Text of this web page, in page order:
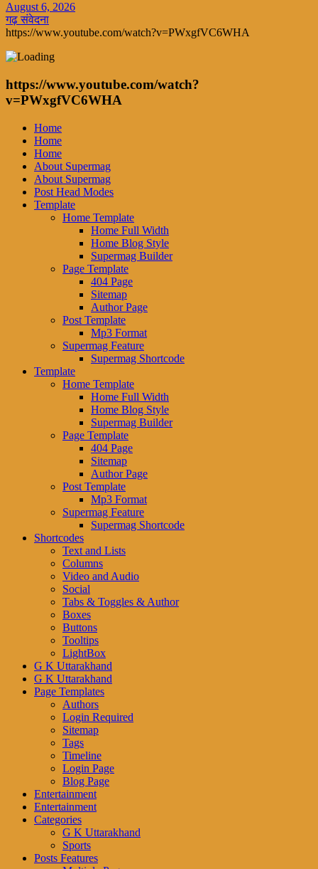
August 6, 2026
गढ़ संवेदना
https://www.youtube.com/watch?v=PWxgfVC6WHA
https://www.youtube.com/watch?
v=PWxgfVC6WHA
Home
Home
Home
About Supermag
About Supermag
Post Head Modes
Template
Home Template
Home Full Width
Home Blog Style
Supermag Builder
Page Template
404 Page
Sitemap
Author Page
Post Template
Mp3 Format
Supermag Feature
Supermag Shortcode
Template
Home Template
Home Full Width
Home Blog Style
Supermag Builder
Page Template
404 Page
Sitemap
Author Page
Post Template
Mp3 Format
Supermag Feature
Supermag Shortcode
Shortcodes
Text and Lists
Columns
Video and Audio
Social
Tabs & Toggles & Author
Boxes
Buttons
Tooltips
LightBox
G K Uttarakhand
G K Uttarakhand
Page Templates
Authors
Login Required
Sitemap
Tags
Timeline
Login Page
Blog Page
Entertainment
Entertainment
Categories
G K Uttarakhand
Sports
Posts Features